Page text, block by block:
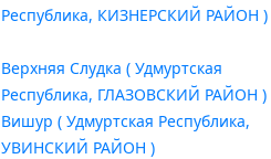
Республика, КИЗНЕРСКИЙ РАЙОН )
Верхняя Слудка ( Удмуртская
Республика, ГЛАЗОВСКИЙ РАЙОН )
Вишур ( Удмуртская Республика,
УВИНСКИЙ РАЙОН )